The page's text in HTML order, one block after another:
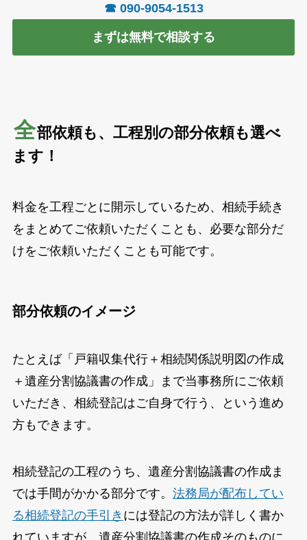
☎ 090-9054-1513
まずは無料で相談する
全部依頼も、工程別の部分依頼も選べ
ます！
料金を工程ごとに開示しているため、相続手続き
をまとめてご依頼いただくことも、必要な部分だ
けをご依頼いただくことも可能です。
部分依頼のイメージ
たとえば「戸籍収集代行＋相続関係説明図の作成
＋遺産分割協議書の作成」まで当事務所にご依頼
いただき、相続登記はご自身で行う、という進め
方もできます。
相続登記の工程のうち、遺産分割協議書の作成ま
では手間がかかる部分です。 法務局が配布してい
る相続登記の手引き には登記の方法が詳しく書か
れていますが、遺産分割協議書の作成そのものに